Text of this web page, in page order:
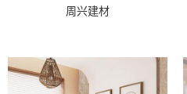
周兴建材